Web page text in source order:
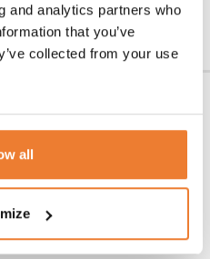
and analytics partners who
that you’ve
collected from your use
all
brännpasta
Art nr.
360kr
LÄGG TILL I VARUKORG